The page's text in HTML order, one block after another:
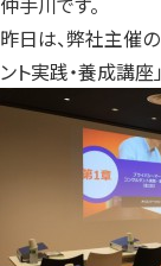
昨日は、弊社主催
ント実践・養成講座